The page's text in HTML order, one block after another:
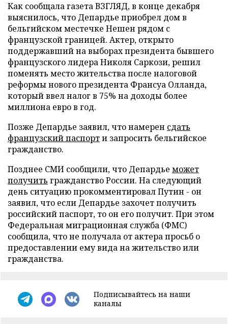
Как сообщала газета ВЗГЛЯД, в конце декабря
выяснилось, что Депардье приобрел дом в
бельгийском местечке Нешен рядом с
французской границей. Актер, открыто
поддержавший на выборах президента бывшего
французского лидера Николя Саркози, решил
поменять место жительства после налоговой
реформы нового президента Франсуа Олланда,
который ввел налог в 75% на доходы более
миллиона евро в год.
Позже Депардье заявил, что намерен сдать
французский паспорти запросить бельгийское
гражданство.
Позднее СМИ сообщили, что Депардье может
получить гражданство России. На следующий
день ситуацию прокомментировал Путин - он
заявил, что если Депардье захочет получить
российский паспорт, то он его получит. При этом
Федеральная миграционная служба (ФМС)
сообщила, что не получала от актера просьб о
предоставлении ему вида на жительство или
гражданства.
Подписывайтесь на наши
каналы